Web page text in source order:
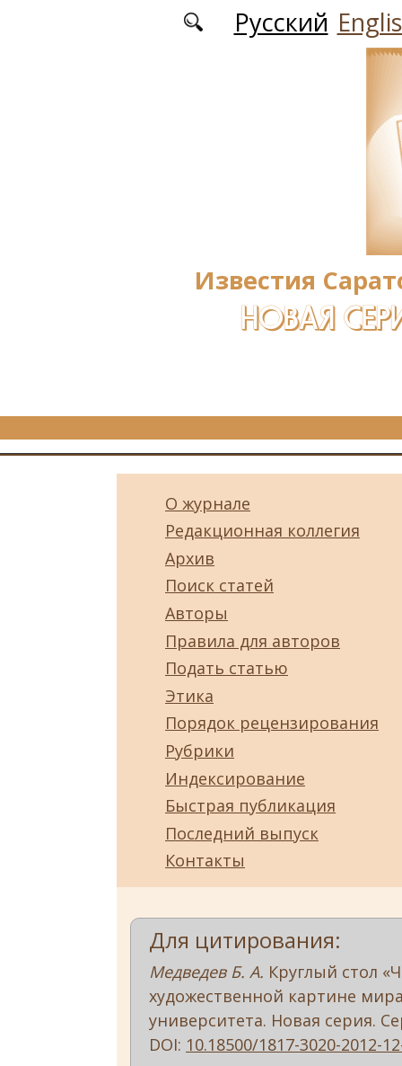
Перейти к основному содержаниюРусский
Известия
НОВАЯ
О журнале
Редакционная коллегия
Архив
Поиск статей
Авторы
Правила для авторов
Подать статью
Этика
Порядок рецензирования
Рубрики
Индексирование
Быстрая публикация
Последний выпуск
Контакты
Для цитирования:
Медведев Б. А. Круглый стол
художественной картине
университета. Новая серия.
DOI: 10.18500/1817-3020-2012-